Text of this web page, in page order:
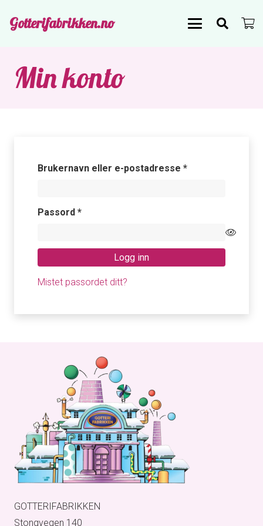
Gotterifabrikken.no
Min konto
Brukernavn eller e-postadresse *Påkrevd
Passord *Påkrevd
Logg inn
Mistet passordet ditt?
GOTTERIFABRIKKEN
Stongvegen 140